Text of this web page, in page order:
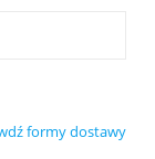
formy dostawy